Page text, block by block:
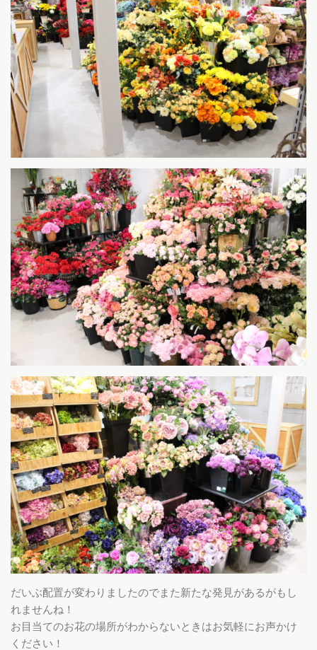
だいぶ配置が変わりましたのでまた新たな発見があるがもし
れませんね！
お目当てのお花の場所がわからないときはお気軽にお声かけ
ください！